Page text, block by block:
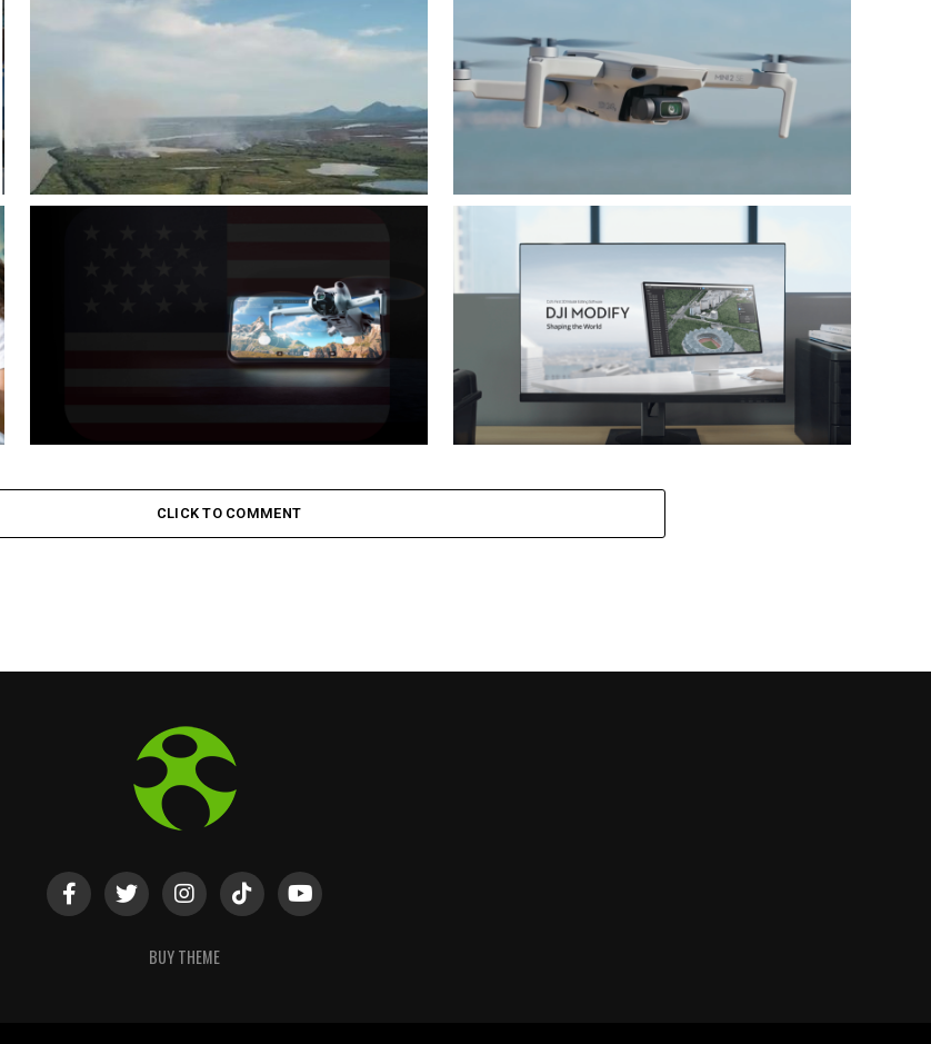
DJI Lança Atualização de Firmware para Mini 2 SE, em
Conformidade com Novas Regulamentações na China
A Resposta da DJI às Alegações do FBI e da CISA de modelos 3D DJI Modify
CLICK TO COMMENT
BUY THEME